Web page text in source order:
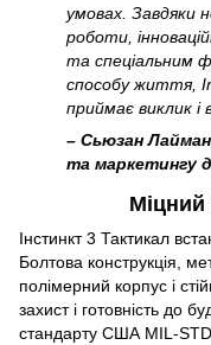
умовах. Завдяки
роботи,
та спеціальним
способу життя,
приймає виклик і
– Сьюзан
та маркетингу
Міцний
Інстинкт 3 Тактикал
Болтова конструкція,
полімерний корпус і
захист і готовність до
стандарту США MIL-